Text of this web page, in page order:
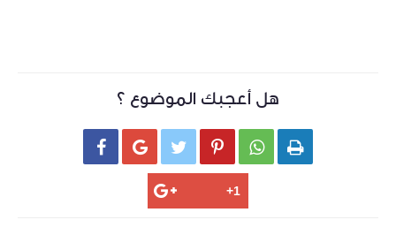
هل أعجبك الموضوع ؟
     